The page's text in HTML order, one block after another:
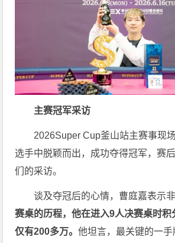
主赛冠军采访
2026Super Cup釜山站主赛事现
选手中脱颖而出，成功夺得冠军，赛
们的采访。
谈及夺冠后的心情，曹庭嘉表示
赛桌的历程，他在进入9人决赛桌时积
仅有200多万。他坦言，最关键的一